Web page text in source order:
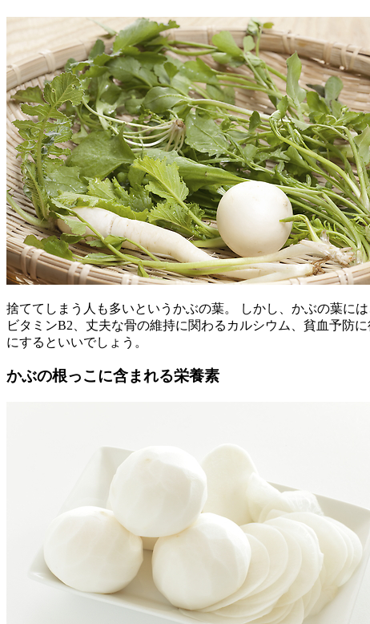
捨ててしまう人も多いというかぶの葉。 しかし、かぶの葉に
ビタミンB2、丈夫な骨の維持に関わるカルシウム、貧血予防
にするといいでしょう。
かぶの根っこに含まれる栄養素